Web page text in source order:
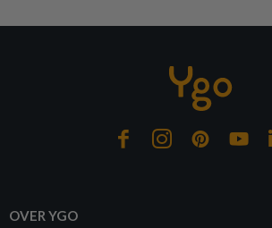
OVER YGO